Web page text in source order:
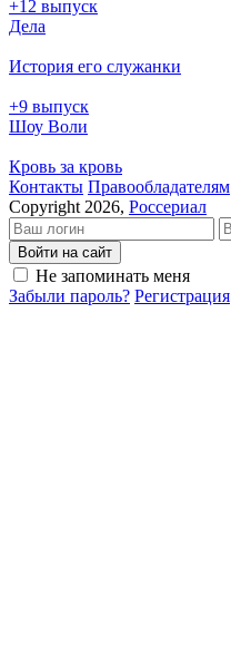
+12 выпуск
Дела
История его служанки
+9 выпуск
Шоу Воли
Кровь за кровь
Кон­так­ты Пра­во­об­ла­да­те­лям
Copyright 2026, Россериал
Войти на сайт
Не запоминать меня
Забыли пароль? Регистрация